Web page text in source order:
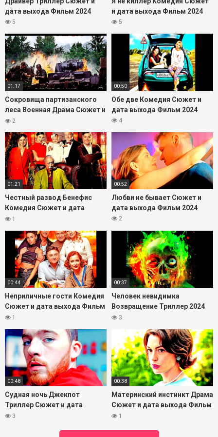
сэкономить время на поиске и сразу перейти к тем
релизам, которые действительно стоят внимания.
дата выхода Фильм 2024
5
и дата выхода Фильм 2024
5
01:17
Сокровища партизанского
леса Военная Драма Сюжет и
дата выхода Фильм 2023
2
00:50
Обе две Комедия Сюжет и
дата выхода Фильм 2024
4
01:21
Честный развод Бенефис
Комедия Сюжет и дата
выхода Фильм 2023
1
00:52
Любви не бывает Сюжет и
дата выхода Фильм 2024
2
00:44
Неприличные гости Комедия
Сюжет и дата выхода Фильм
2024
1
00:37
Человек невидимка
Возвращение Триллер 2024
Сюжет и дата выхода Фильм
3
00:48
Судная ночь Джекпот
Триллер Сюжет и дата
выхода Фильм 2024
3
00:38
Материнский инстинкт Драма
Сюжет и дата выхода Фильм
2024
1